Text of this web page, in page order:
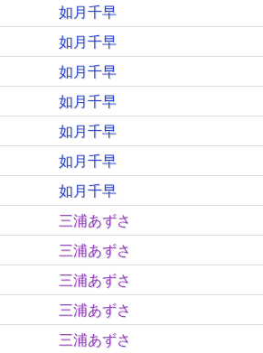
如月千早
如月千早
如月千早
如月千早
如月千早
如月千早
如月千早
三浦あずさ
三浦あずさ
三浦あずさ
三浦あずさ
三浦あずさ